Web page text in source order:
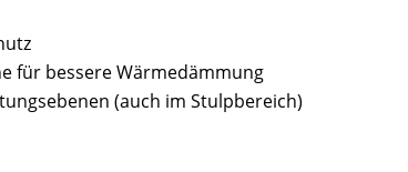
für bessere Wärmedämmung
(auch im Stulpbereich)